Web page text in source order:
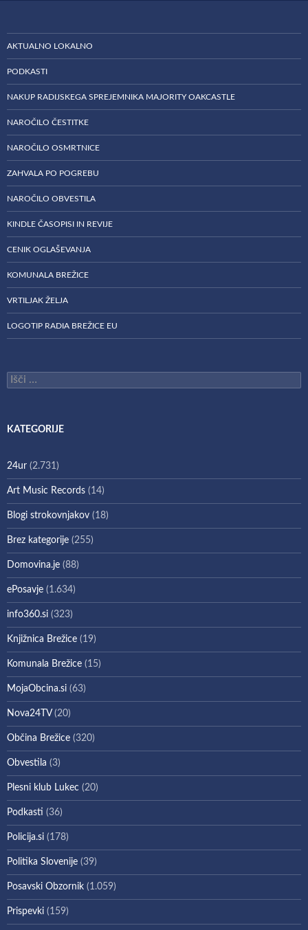
AKTUALNO LOKALNO
PODKASTI
NAKUP RADIJSKEGA SPREJEMNIKA MAJORITY OAKCASTLE
NAROČILO ČESTITKE
NAROČILO OSMRTNICE
ZAHVALA PO POGREBU
NAROČILO OBVESTILA
KINDLE ČASOPISI IN REVIJE
CENIK OGLAŠEVANJA
KOMUNALA BREŽICE
VRTILJAK ŽELJA
LOGOTIP RADIA BREŽICE EU
Išči:
KATEGORIJE
24ur (2.731)
Art Music Records (14)
Blogi strokovnjakov (18)
Brez kategorije (255)
Domovina.je (88)
ePosavje (1.634)
info360.si (323)
Knjižnica Brežice (19)
Komunala Brežice (15)
MojaObcina.si (63)
Nova24TV(20)
Občina Brežice (320)
Obvestila (3)
Plesni klub Lukec (20)
Podkasti (36)
Policija.si (178)
Politika Slovenije (39)
Posavski Obzornik (1.059)
Prispevki (159)